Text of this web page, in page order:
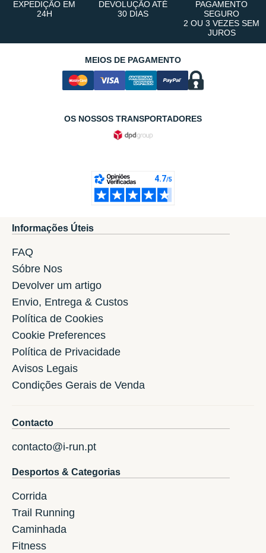
EXPEDIÇÃO EM
24H
DEVOLUÇÃO ATÉ
30 DIAS
PAGAMENTO
SEGURO
2 OU 3 VEZES SEM
JUROS
MEIOS DE PAGAMENTO
OS NOSSOS TRANSPORTADORES
Informações Úteis
FAQ
Sóbre Nos
Devolver um artigo
Envio, Entrega & Custos
Política de Cookies
Cookie Preferences
Política de Privacidade
Avisos Legais
Condições Gerais de Venda
Contacto
contacto@i-run.pt
Desportos & Categorias
Corrida
Trail Running
Caminhada
Fitness